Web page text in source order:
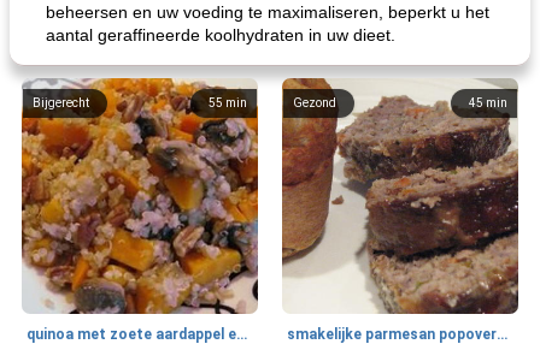
beheersen en uw voeding te maximaliseren, beperkt u het
aantal geraffineerde koolhydraten in uw dieet.
55 min
Bijgerecht
quinoa met zoete aardappel en champignons
45min
Gezond
smakelijke parmesan popovers (gezonder!)